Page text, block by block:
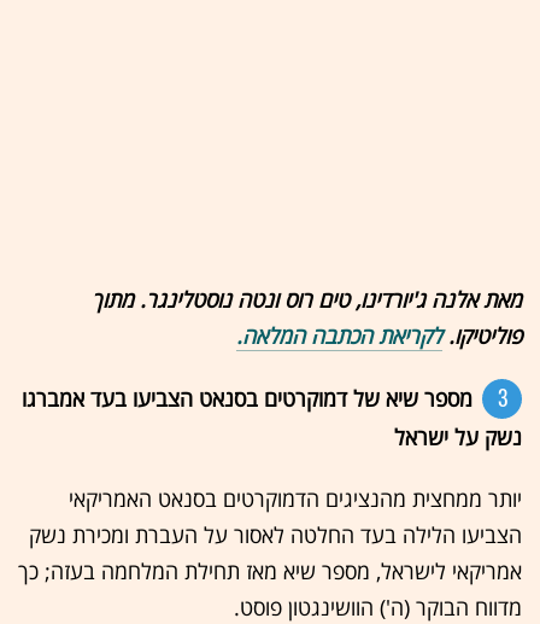
מאת אלנה ג'יורדינו, טים רוס ונטה נוסטלינגר. מתוך
פוליטיקו.לקריאת הכתבה המלאה.
3
מספר שיא של דמוקרטים בסנאט הצביעו בעד אמברגו
נשק על ישראל
יותר ממחצית מהנציגים הדמוקרטים בסנאט האמריקאי
הצביעו הלילה בעד החלטה לאסור על העברת ומכירת נשק
אמריקאי לישראל, מספר שיא מאז תחילת המלחמה בעזה; כך
מדווח הבוקר (ה') הוושינגטון פוסט.